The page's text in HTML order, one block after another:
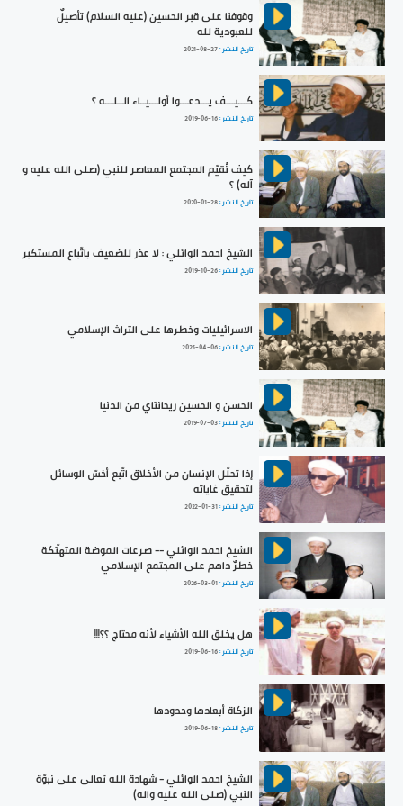
وقوفنا على قبر الحسين (عليه السلام) تأصيلٌ
للعبودية لله
تاريخ النشر :2021-08-27
كـــيـــف يـــدعـــوا أولـــيــاء الــلـــه ؟
تاريخ النشر :2019-06-16
كيف نُقيّم المجتمع المعاصر للنبي (صلى الله عليه و
آله) ؟
تاريخ النشر :2020-01-28
الشيخ احمد الوائلي : لا عذر للضعيف باتّباع المستكبر
تاريخ النشر :2019-10-26
الاسرائيليات وخطرها على التراث الإسلامي
تاريخ النشر :2025-04-06
الحسن و الحسين ريحانتاي من الدنيا
تاريخ النشر :2019-07-03
إذا تحلّل الإنسان من الأخلاق اتّبع أخسّ الوسائل
لتحقيق غاياته
تاريخ النشر :2022-01-31
الشيخ احمد الوائلي -- صرعات الموضة المتهتّكة
خطرٌ داهم على المجتمع الإسلامي
تاريخ النشر :2026-03-01
هل يخلق الله الأشياء لأنه محتاج ؟؟!!!
تاريخ النشر :2019-06-16
الزكاة أبعادها وحدودها
تاريخ النشر :2019-06-18
الشيخ احمد الوائلي - شهادة الله تعالى على نبوّة
النبي (صلى الله عليه واله)